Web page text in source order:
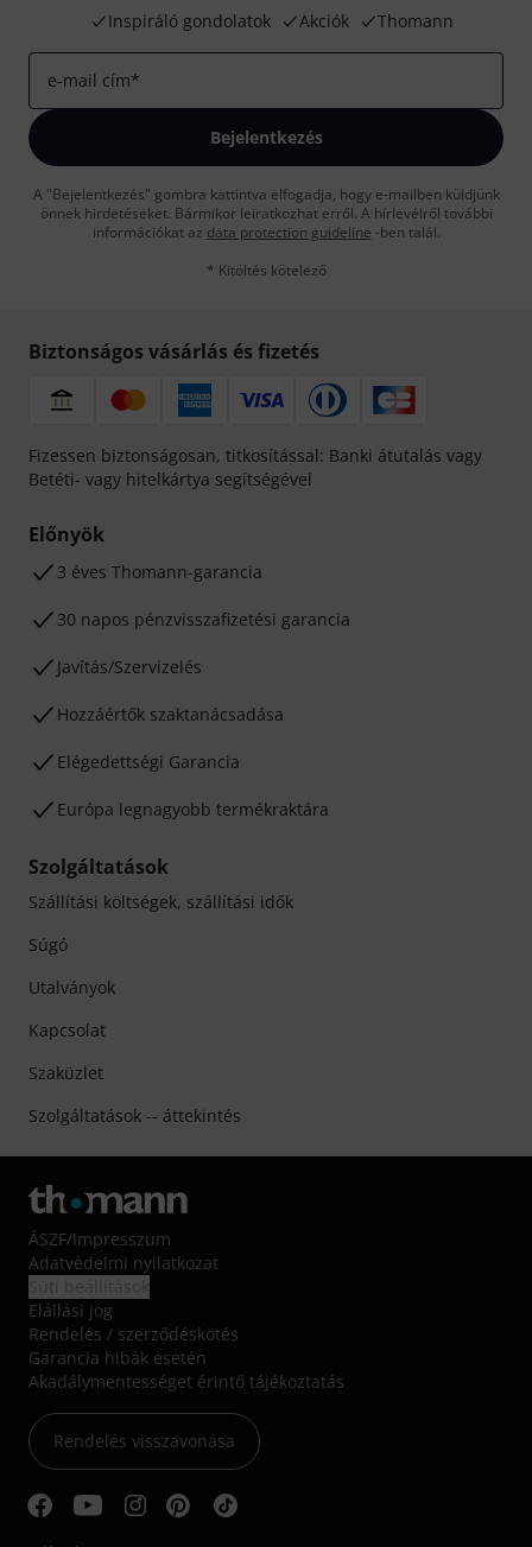
Inspiráló gondolatok
Akciók Thomann
e-mail cím*
Bejelentkezés
A "Bejelentkezés" gombra kattintva elfogadja, hogy e-mailben küldjünk
önnek hirdetéseket. Bármikor leiratkozhat erről. A hírlevélről további
információkat az data protection guideline -ben talál.
* Kitöltés kötelező
Biztonságos vásárlás és fizetés
Fizessen biztonságosan, titkosítással: Banki átutalás vagy
Betéti- vagy hitelkártya segítségével
Előnyök
3 éves Thomann-garancia
30 napos pénzvisszafizetési garancia
Javítás/Szervizelés
Hozzáértők szaktanácsadása
Elégedettségi Garancia
Európa legnagyobb termékraktára
Szolgáltatások
Szállítási költségek, szállítási idők
Súgó
Utalványok
Kapcsolat
Szaküzlet
Szolgáltatások -- áttekintés
ÁSZF/Impresszum
Adatvédelmi nyilatkozat
Elállási jog
Rendelés / szerződéskötés
Garancia hibák esetén
Akadálymentességet érintő tájékoztatás
Rendelés visszavonása